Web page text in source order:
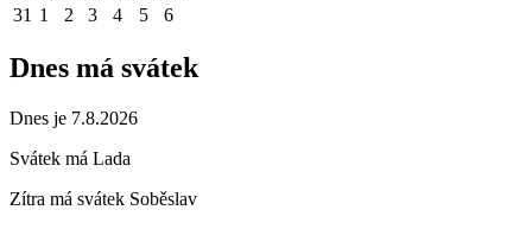
31 1 2 3 4 5 6
Dnes má svátek
Dnes je 7.8.2026
Svátek má Lada
Zítra má svátek Soběslav